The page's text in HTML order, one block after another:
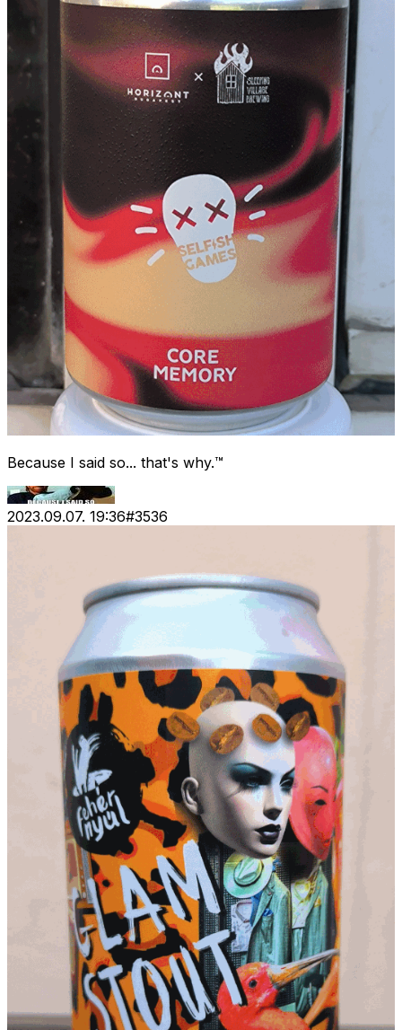
Because I said so... that's why.™
2023.09.07. 19:36#3536